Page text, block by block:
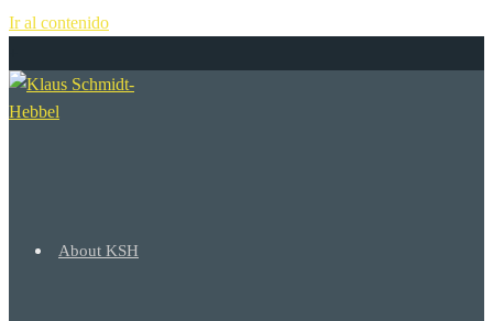
Ir al contenido
About KSH